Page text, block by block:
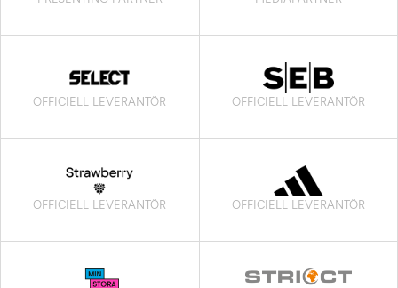
OFFICIELL LEVERANTÖR OFFICIELL LEVERANTÖR
OFFICIELL LEVERANTÖR OFFICIELL LEVERANTÖR